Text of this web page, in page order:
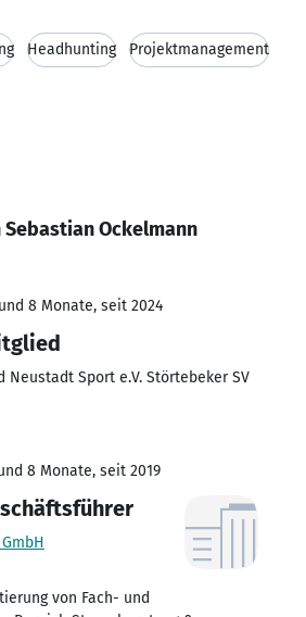
Headhunting Projektmanagement
Ockelmann
8 Monate, seit 2024
Neustadt Sport e.V. Störtebeker SV
8 Monate, seit 2019
von Fach- und